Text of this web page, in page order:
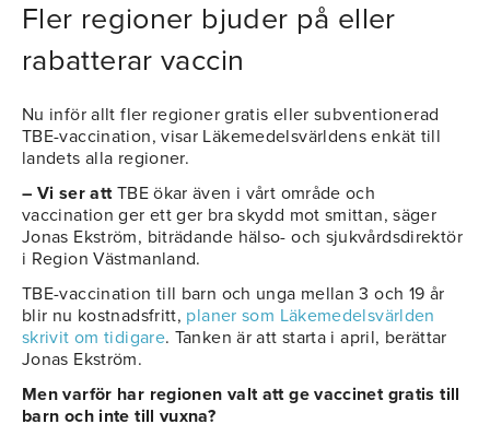
Fler regioner bjuder på eller
rabatterar vaccin
Nu inför allt fler regioner gratis eller subventionerad
TBE-vaccination, visar Läkemedelsvärldens enkät till
landets alla regioner.
– Vi ser attTBE ökar även i vårt område och
vaccination ger ett ger bra skydd mot smittan, säger
Jonas Ekström, biträdande hälso- och sjukvårdsdirektör
i Region Västmanland.
TBE-vaccination till barn och unga mellan 3 och 19 år
blir nu kostnadsfritt, planer som Läkemedelsvärlden
skrivit om tidigare. Tanken är att starta i april, berättar
Jonas Ekström.
Men varför har regionen valt att ge vaccinet gratis till
barn och inte till vuxna?